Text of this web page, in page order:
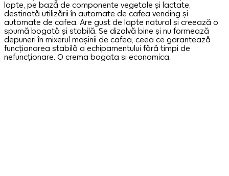
lapte, pe bază de componente vegetale și lactate,
destinată utilizării în automate de cafea vending și
automate de cafea. Are gust de lapte natural și creează o
spumă bogată și stabilă. Se dizolvă bine și nu formează
depuneri în mixerul mașinii de cafea, ceea ce garantează
funcționarea stabilă a echipamentului fără timpi de
nefuncționare. O crema bogata si economica.